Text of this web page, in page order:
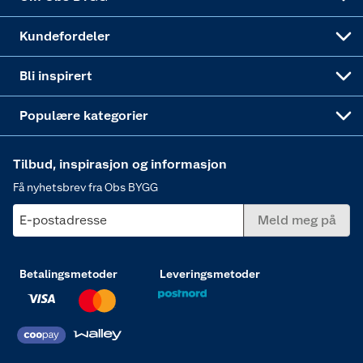
Kundefordeler
Bli inspirert
Populære kategorier
Tilbud, inspirasjon og informasjon
Få nyhetsbrev fra Obs BYGG
E-postadresse Meld meg på
Betalingsmetoder Leveringsmetoder